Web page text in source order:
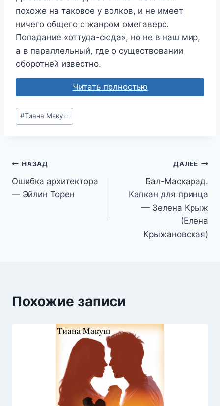
похоже на таковое у волков, и не имеет
ничего общего с жанром омегаверс.
Попадание «оттуда-сюда», но не в наш мир,
а в параллельный, где о существовании
оборотней известно.
Читать полностью
Метки
записи:
#Тиана Макуш
Навигация
по
НАЗАД
Ошибка архитектора
— Эйлин Торен
ДАЛЕЕ
Бал-Маскарад.
Капкан для принца
— Зелена Крыж
(Елена
Крыжановская)
Похожие записи